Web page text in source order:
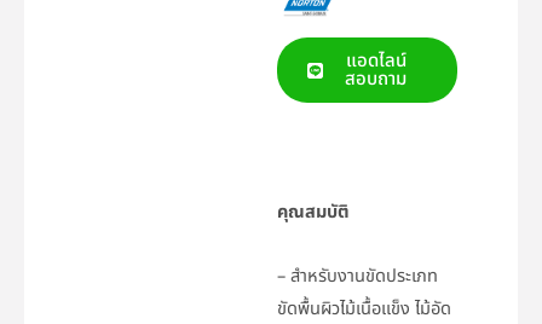
แอดไลน์
สอบถาม
คุณสมบัติ
– สำหรับงานขัดประเภท
ขัดพื้นผิวไม้เนื้อแข็ง ไม้อัด